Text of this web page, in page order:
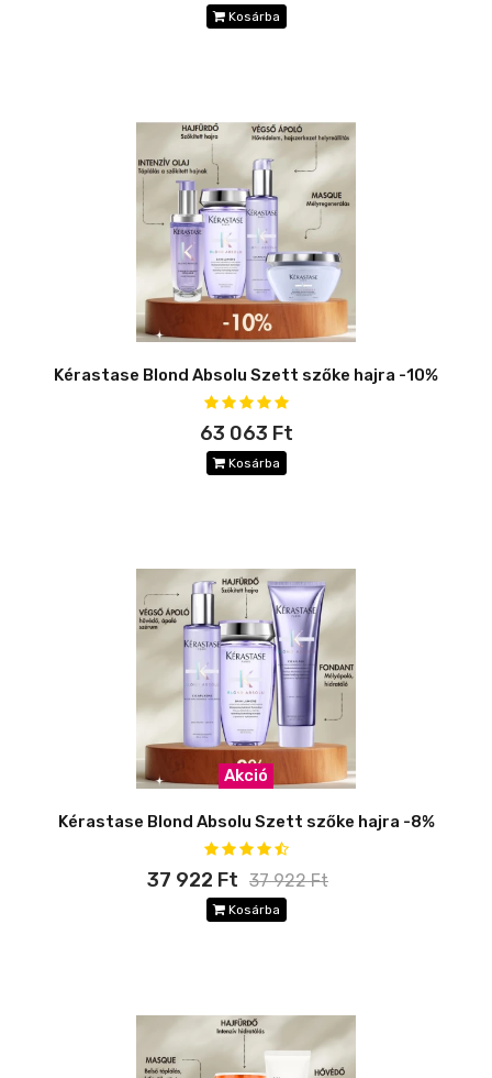
Kosárba
Kérastase Blond Absolu Szett szőke hajra -10%
63 063 Ft
Kosárba
Akció
Kérastase Blond Absolu Szett szőke hajra -8%
37 922 Ft 37 922 Ft
Kosárba